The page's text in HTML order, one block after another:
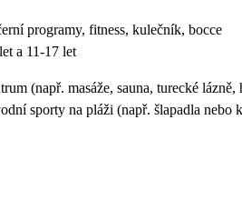
programy, fitness, kulečník, bocce
a 11-17 let
(např. masáže, sauna, turecké
sporty na pláži (např. šlapadla nebo